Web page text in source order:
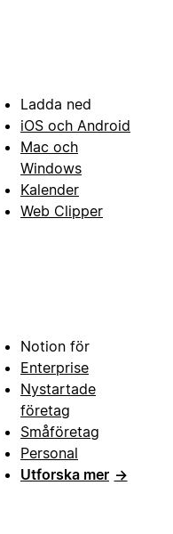
Ladda ned
iOS och Android
Mac och
Windows
Kalender
Web Clipper
Notion för
Enterprise
Nystartade
företag
Småföretag
Personal
Utforska mer →